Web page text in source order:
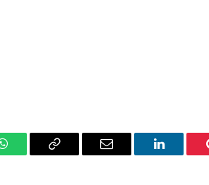
WhatsAppCopy
Email LinkedIn